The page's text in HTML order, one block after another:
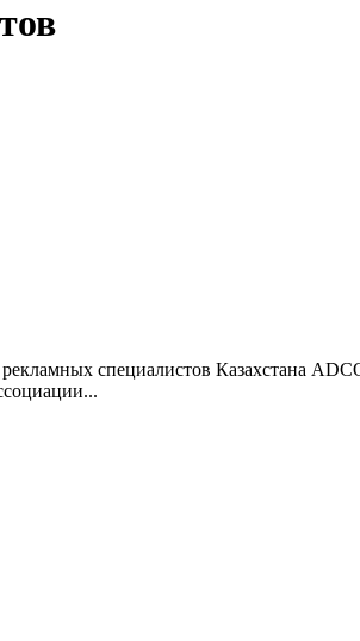
специалистов Казахстана